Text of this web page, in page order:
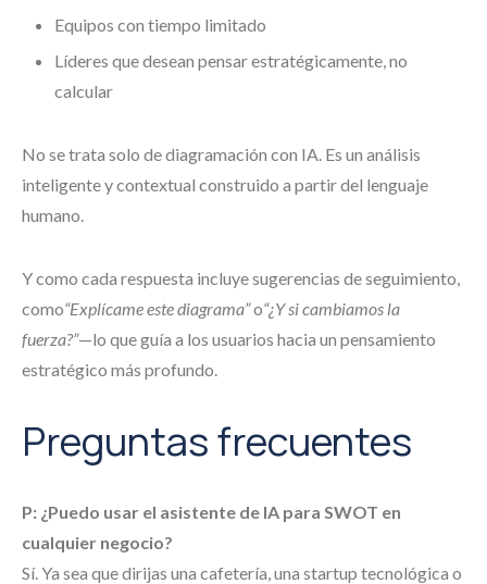
Equipos con tiempo limitado
Líderes que desean pensar estratégicamente, no
calcular
No se trata solo de diagramación con IA. Es un análisis
inteligente y contextual construido a partir del lenguaje
humano.
Y como cada respuesta incluye sugerencias de seguimiento,
como“Explícame este diagrama”o“¿Y si cambiamos la
fuerza?”—lo que guía a los usuarios hacia un pensamiento
estratégico más profundo.
Preguntas frecuentes
P: ¿Puedo usar el asistente de IA para SWOT en
cualquier negocio?
Sí. Ya sea que dirijas una cafetería, una startup tecnológica o